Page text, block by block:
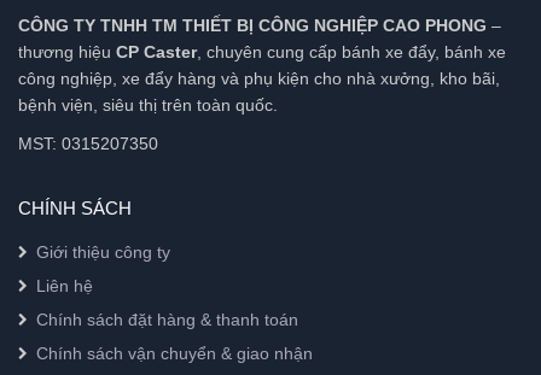
CÔNG TY TNHH TM THIẾT BỊ CÔNG NGHIỆP CAO PHONG –
thương hiệu CP Caster, chuyên cung cấp bánh xe đẩy, bánh xe
công nghiệp, xe đẩy hàng và phụ kiện cho nhà xưởng, kho bãi,
bệnh viện, siêu thị trên toàn quốc.
MST: 0315207350
CHÍNH SÁCH
Giới thiệu công ty
Liên hệ
Chính sách đặt hàng & thanh toán
Chính sách vận chuyển & giao nhận